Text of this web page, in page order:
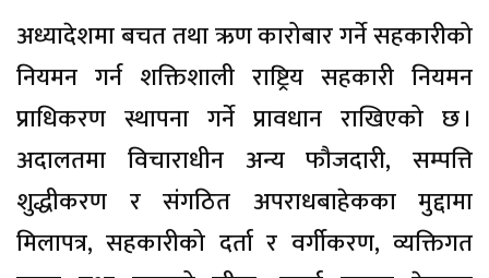
अध्यादेशमा बचत तथा ऋण कारोबार गर्ने सहकारीको
नियमन गर्न शक्तिशाली राष्ट्रिय सहकारी नियमन
प्राधिकरण स्थापना गर्ने प्रावधान राखिएको छ ।
अदालतमा विचाराधीन अन्य फौजदारी, सम्पत्ति
शुद्धीकरण र संगठित अपराधबाहेकका मुद्दामा
मिलापत्र, सहकारीको दर्ता र वर्गीकरण, व्यक्तिगत